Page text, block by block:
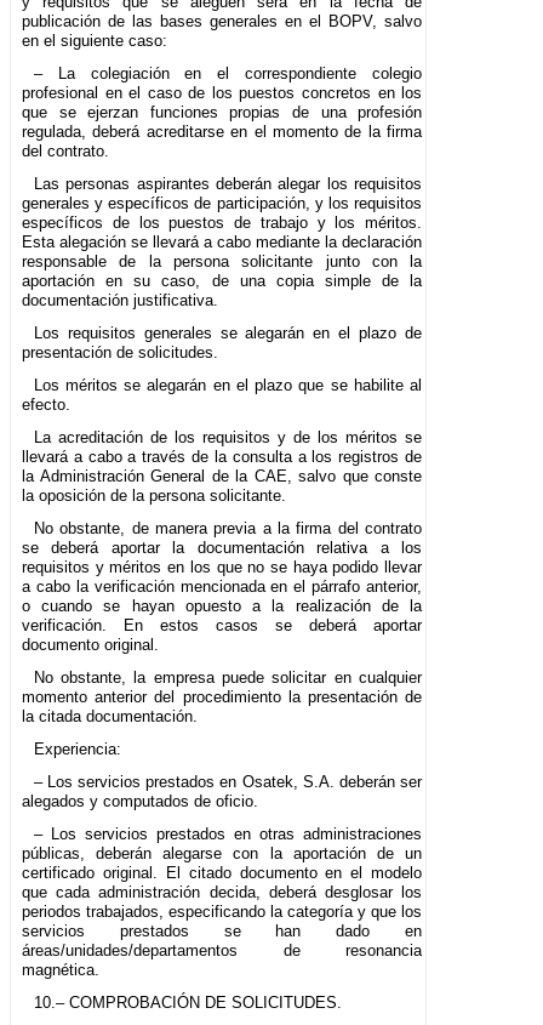
publicación de las bases generales en el BOPV, salvo
en el siguiente caso:
– La colegiación en el correspondiente colegio
profesional en el caso de los puestos concretos en los
que se ejerzan funciones propias de una profesión
regulada, deberá acreditarse en el momento de la firma
del contrato.
Las personas aspirantes deberán alegar los requisitos
generales y específicos de participación, y los requisitos
específicos de los puestos de trabajo y los méritos.
Esta alegación se llevará a cabo mediante la declaración
responsable de la persona solicitante junto con la
aportación en su caso, de una copia simple de la
documentación justificativa.
Los requisitos generales se alegarán en el plazo de
presentación de solicitudes.
Los méritos se alegarán en el plazo que se habilite al
efecto.
La acreditación de los requisitos y de los méritos se
llevará a cabo a través de la consulta a los registros de
la Administración General de la CAE, salvo que conste
la oposición de la persona solicitante.
No obstante, de manera previa a la firma del contrato
se deberá aportar la documentación relativa a los
requisitos y méritos en los que no se haya podido llevar
a cabo la verificación mencionada en el párrafo anterior,
o cuando se hayan opuesto a la realización de la
verificación. En estos casos se deberá aportar
documento original.
No obstante, la empresa puede solicitar en cualquier
momento anterior del procedimiento la presentación de
la citada documentación.
Experiencia:
– Los servicios prestados en Osatek, S.A. deberán ser
alegados y computados de oficio.
– Los servicios prestados en otras administraciones
públicas, deberán alegarse con la aportación de un
certificado original. El citado documento en el modelo
que cada administración decida, deberá desglosar los
periodos trabajados, especificando la categoría y que los
servicios prestados se han dado en
áreas/unidades/departamentos de resonancia
magnética.
10.– COMPROBACIÓN DE SOLICITUDES.